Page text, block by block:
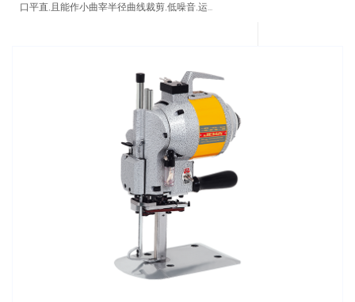
口平直,且能作小曲宰半径曲线裁剪,低噪音,运...